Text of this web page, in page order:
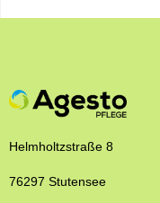
Helmholtzstraße 8
76297 Stutensee